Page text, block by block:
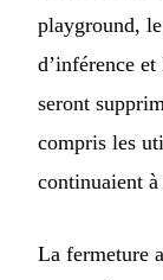
playground,
d’inférence
seront
compris les
continuaient à
La fermeture